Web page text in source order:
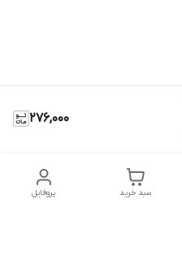
276,000
پروفایل سبد خرید